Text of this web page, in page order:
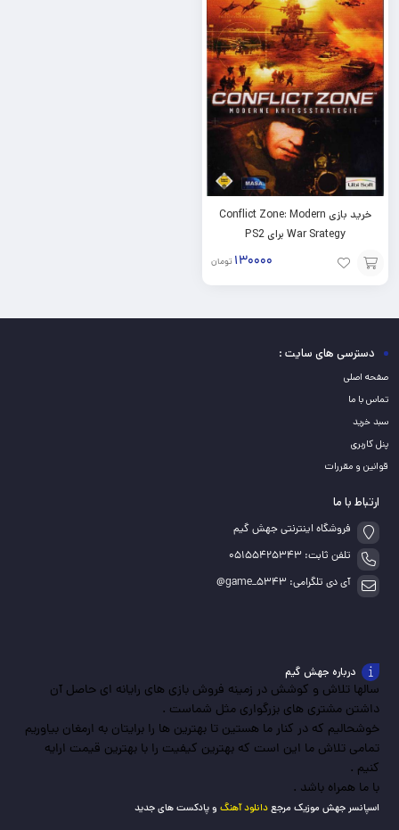
خرید بازی Conflict Zone: Modern
War Srategy برای PS2
۱۳۰۰۰۰ تومان
افزودن
به
دسترسی های سایت :
صفحه اصلی
تماس با ما
سبد خرید
پنل کاربری
قوانین و مقررات
ارتباط با ما
فروشگاه اینترنتی جهش گیم
تلفن ثابت: 05155425343
آی دی تلگرامی: game_5343@
درباره جهش گیم
سالها تلاش و کوشش در زمینه فروش بازی های رایانه ای حاصل آن
داشتن مشتری های بزرگواری مثل شماست .
خوشحالیم که در کنار ما هستین تا بهترین ها را برایتان به ارمغان بیاوریم
تمامی تلاش ما این است که بهترین کیفیت را با بهترین قیمت ارایه
کنیم .
با ما همراه باشد .
اسپانسر جهش موزیک مرجعدانلود آهنگ و پادکست های جدید